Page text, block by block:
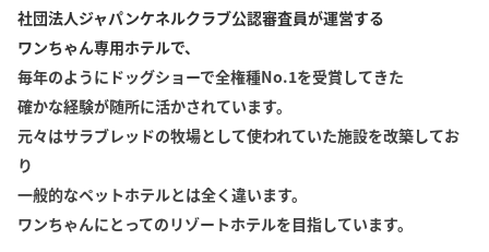
社団法人ジャパンケネルクラブ公認審査員が運営する
ワンちゃん専用ホテルで、
毎年のようにドッグショーで全権種No.1を受賞してきた
確かな経験が随所に活かされています。
元々はサラブレッドの牧場として使われていた施設を改築してお
り
一般的なペットホテルとは全く違います。
ワンちゃんにとってのリゾートホテルを目指しています。